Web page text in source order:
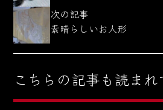
次の記事
素晴らしいお人形
こちらの記事も読まれ